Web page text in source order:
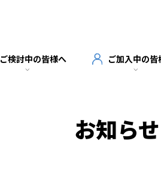
ご検討中の皆様へ ご加入中の皆
お知ら